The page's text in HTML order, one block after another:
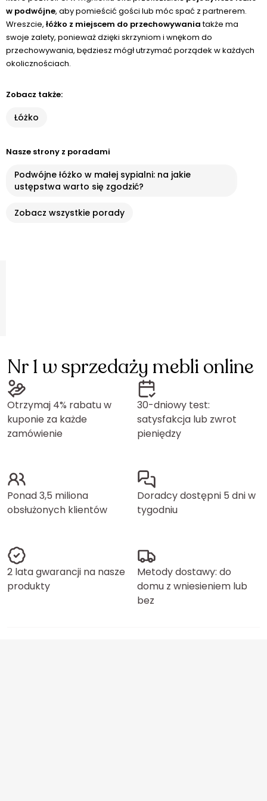
w podwójne, aby pomieścić gości lub móc spać z partnerem.
Wreszcie, łóżko z miejscem do przechowywaniatakże ma
swoje zalety, ponieważ dzięki skrzyniom i wnękom do
przechowywania, będziesz mógł utrzymać porządek w każdych
okolicznościach.
Zobacz także:
Łóżko
Nasze strony z poradami
Podwójne łóżko w małej sypialni: na jakie
ustępstwa warto się zgodzić?
Zobacz wszystkie porady
Nr 1 w sprzedaży mebli online
Otrzymaj 4% rabatu w
kuponie za każde
zamówienie
30-dniowy test:
satysfakcja lub zwrot
pieniędzy
Ponad 3,5 miliona
obsłużonych klientów
Doradcy dostępni 5 dni w
tygodniu
2 lata gwarancji na nasze
produkty
Metody dostawy: do
domu z wniesieniem lub
bez